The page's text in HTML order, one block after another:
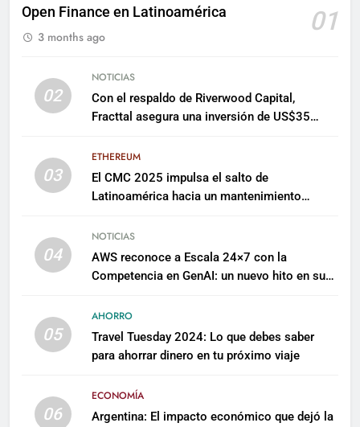
Open Finance en Latinoamérica
01
3 months ago
02
NOTICIAS
Con el respaldo de Riverwood Capital,
Fracttal asegura una inversión de US$35
03
ETHEREUM
El CMC 2025 impulsa el salto de
Latinoamérica hacia un mantenimiento
04
NOTICIAS
AWS reconoce a Escala 24×7 con la
Competencia en GenAI: un nuevo hito en su
05
AHORRO
Travel Tuesday 2024: Lo que debes saber
para ahorrar dinero en tu próximo viaje
06
ECONOMÍA
Argentina: El impacto económico que dejó la